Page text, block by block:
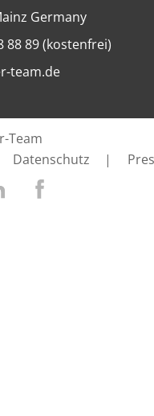
Germany
88 89 (kostenfrei)
team.de
Team
Datenschutz |